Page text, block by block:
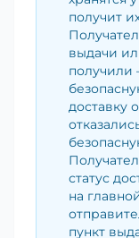
получит
выдачи
получили
доставку
статус
на
пункт